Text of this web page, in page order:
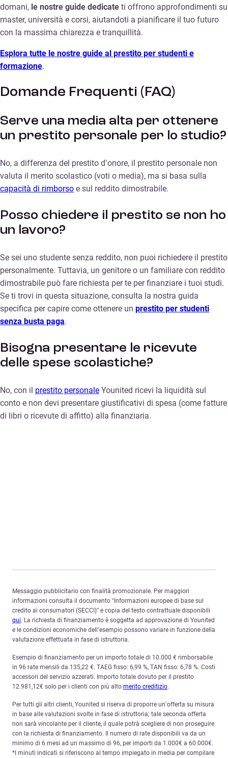
domani, le nostre guide dedicate ti offrono approfondimenti su
master, università e corsi, aiutandoti a pianificare il tuo futuro
con la massima chiarezza e tranquillità.
Esplora tutte le nostre guide al prestito per studenti e
formazione.
Domande Frequenti (FAQ)
Serve una media alta per ottenere
un prestito personale per lo studio?
No, a differenza del prestito d’onore, il prestito personale non
valuta il merito scolastico (voti o media), ma si basa sulla
capacità di rimborso e sul reddito dimostrabile.
Posso chiedere il prestito se non ho
un lavoro?
Se sei uno studente senza reddito, non puoi richiedere il prestito
personalmente. Tuttavia, un genitore o un familiare con reddito
dimostrabile può fare richiesta per te per finanziare i tuoi studi.
Se ti trovi in questa situazione, consulta la nostra guida
specifica per capire come ottenere un prestito per studenti
senza busta paga.
Bisogna presentare le ricevute
delle spese scolastiche?
No, con il prestito personale Younited ricevi la liquidità sul
conto e non devi presentare giustificativi di spesa (come fatture
di libri o ricevute di affitto) alla finanziaria.
Messaggio pubblicitario con finalità promozionale. Per maggiori
informazioni consulta il documento “Informazioni europee di base sul
credito ai consumatori (SECCI)” e copia del testo contrattuale disponibili
qui. La richiesta di finanziamento è soggetta ad approvazione di Younited
e le condizioni economiche dell’esempio possono variare in funzione della
valutazione effettuata in fase di istruttoria.
Esempio di finanziamento per un importo totale di 10.000 € rimborsabile
in 96 rate mensili da 135,22 €. TAEG fisso: 6,99 %, TAN fisso: 6,78 %. Costi
accessori del servizio azzerati. Importo totale dovuto per il prestito
12.981,12€ solo per i clienti con più alto merito creditizio.
Per tutti gli altri clienti, Younited si riserva di proporre un’offerta su misura
in base alle valutazioni svolte in fase di istruttoria; tale seconda offerta
non sarà vincolante per il cliente, il quale potrà scegliere di non proseguire
con la richiesta di finanziamento. Il numero di rate disponibili va da un
minimo di 6 mesi ad un massimo di 96, per importi da 1.000€ a 60.000€.
*I minuti indicati si riferiscono al tempo impiegato in media per compilare